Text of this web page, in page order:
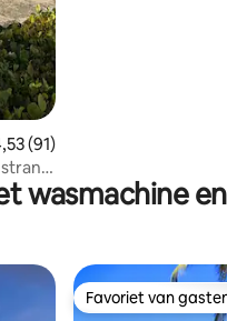
beoordeling van
(91)
wasmachine
Favoriet van
Favoriet van